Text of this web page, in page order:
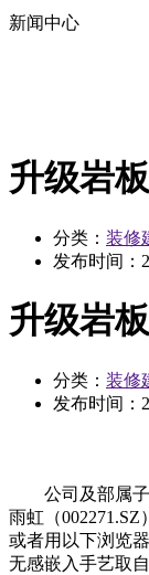
新闻中心
升级岩
分类： 装修
发布时间：
升级岩
分类： 装修
发布时间：
公司及部属子
雨虹（
或者用以下浏览
无感嵌入手艺取